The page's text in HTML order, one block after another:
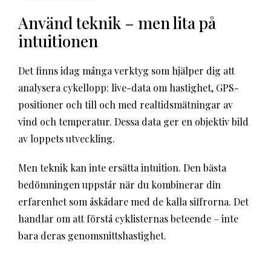
Använd teknik – men lita på
intuitionen
Det finns idag många verktyg som hjälper dig att
analysera cykellopp: live-data om hastighet, GPS-
positioner och till och med realtidsmätningar av
vind och temperatur. Dessa data ger en objektiv bild
av loppets utveckling.
Men teknik kan inte ersätta intuition. Den bästa
bedömningen uppstår när du kombinerar din
erfarenhet som åskådare med de kalla siffrorna. Det
handlar om att förstå cyklisternas beteende – inte
bara deras genomsnittshastighet.